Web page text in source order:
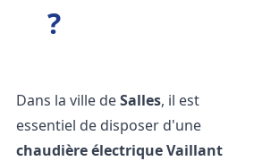
?
Dans la ville deSalles, il est
essentiel de disposer d'une
chaudière électrique Vaillant